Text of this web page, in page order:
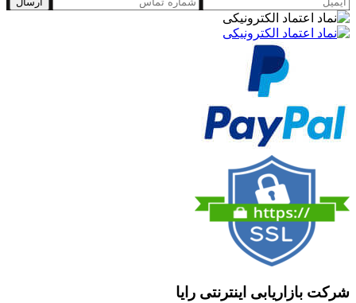
شرکت بازاریابی اینترنتی رایا